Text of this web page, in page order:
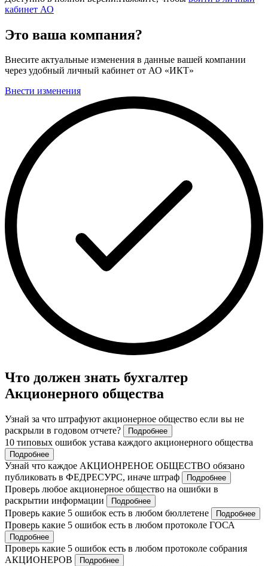
кабинет АО
Это ваша компания?
Внесите актуальные изменения в данные вашей компании
через удобный личный кабинет от АО «ИКТ»
Внести изменения
Что должен знать бухгалтер
Акционерного общества
Узнай за что штрафуют акционерное общество если вы не
раскрыли в годовом отчете?
Подробнее
10 типовых ошибок устава каждого акционерного общества
Подробнее
Узнай что каждое АКЦИОНРЕНОЕ ОБЩЕСТВО обязано
публиковать в ФЕДРЕСУРС, иначе штраф
Подробнее
Проверь любое акционерное общество на ошибки в
раскрытии информации
Подробнее
Проверь какие 5 ошибок есть в любом бюллетене Подробнее
Проверь какие 5 ошибок есть в любом протоколе ГОСА
Подробнее
Проверь какие 5 ошибок есть в любом протоколе собрания
АКЦИОНЕРОВ
Подробнее